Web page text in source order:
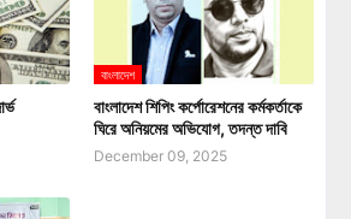
বাংলাদেশ
বাংলাদেশ শিপিং কর্পোরেশনের কর্মকর্তাকে
ঘিরে অনিয়মের অভিযোগ, তদন্ত দাবি
December 09, 2025